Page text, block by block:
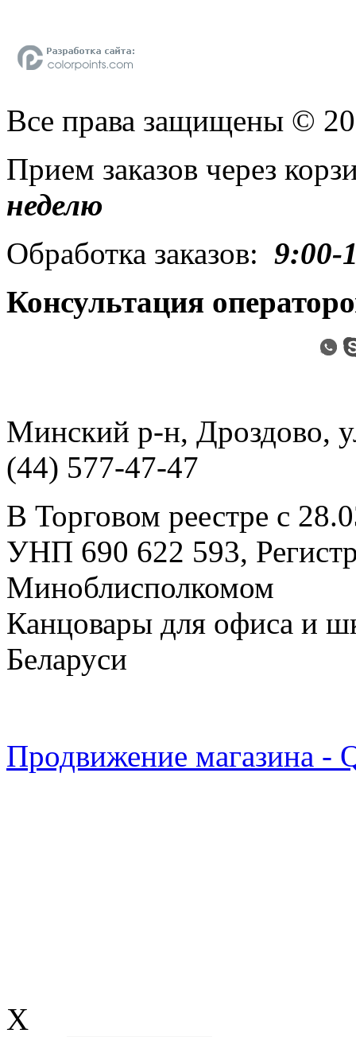
Все права защищены ©
Прием заказов через
неделю
Обработка заказов: 9:00-
Консультация
Минский р-н, Дроздово,
(44) 577-47-47
В Торговом реестре с
УНП 690 622 593,
Миноблисполкомом
Канцовары для офиса и
Беларуси
Продвижение магазина -
X